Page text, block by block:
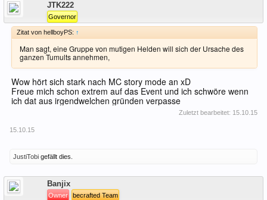
JTK222
Governor
Zitat von hellboyPS: ↑
Man sagt, eine Gruppe von mutigen Helden will sich der Ursache des
ganzen Tumults annehmen,
Wow hört sich stark nach MC story mode an xD
Freue mich schon extrem auf das Event und ich schwöre wenn
ich dat aus irgendwelchen gründen verpasse
Zuletzt bearbeitet: 15.10.15
15.10.15
JustiTobi gefällt dies.
Banjix
Owner becrafted Team